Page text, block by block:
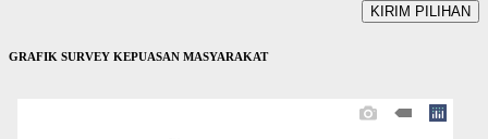
GRAFIK SURVEY KEPUASAN MASYARAKAT